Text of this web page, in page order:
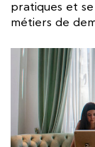
pratiques et
métiers de